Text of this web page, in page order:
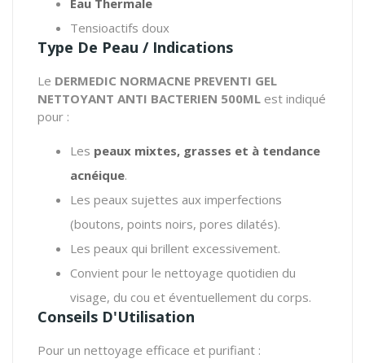
Tensioactifs doux
Type De Peau / Indications
Le DERMEDIC NORMACNE PREVENTI GEL
NETTOYANT ANTI BACTERIEN 500ML est indiqué
pour :
Les peaux mixtes, grasses et à tendance
acnéique.
Les peaux sujettes aux imperfections
(boutons, points noirs, pores dilatés).
Les peaux qui brillent excessivement.
Convient pour le nettoyage quotidien du
visage, du cou et éventuellement du corps.
Conseils D'Utilisation
Pour un nettoyage efficace et purifiant :